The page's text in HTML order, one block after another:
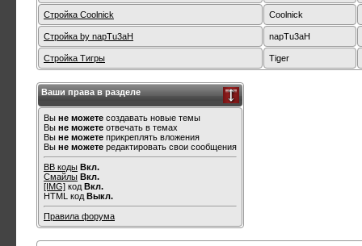
Стройка Coolnick Coolnick
Стройка by napTu3aH napTu3aH
Стройка Тигры Tiger
Ваши права в разделе
Вы не можете создавать новые темы
Вы не можете отвечать в темах
Вы не можете прикреплять вложения
Вы не можете редактировать свои сообщения
BB коды Вкл.
Смайлы Вкл.
[IMG] код Вкл.
HTML код Выкл.
Правила форума